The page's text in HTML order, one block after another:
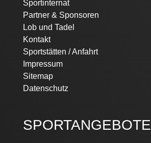
Sportinternat
Partner & Sponsoren
Lob und Tadel
Kontakt
Sportstätten / Anfahrt
Impressum
Sitemap
Datenschutz
SPORTANGEBOTE